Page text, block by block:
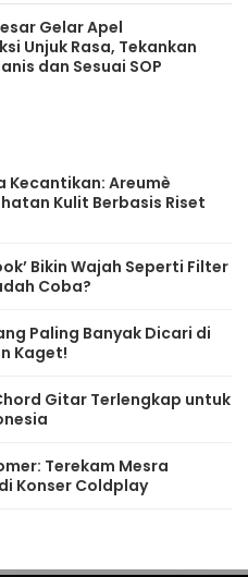
Gelar Apel
Unjuk Rasa, Tekankan
dan Sesuai SOP
Kecantikan: Areumè
Kulit Berbasis Riset
Bikin Wajah Seperti Filter
Coba?
Paling Banyak Dicari di
Kaget!
Gitar Terlengkap untuk
Terekam Mesra
Konser Coldplay